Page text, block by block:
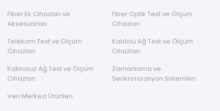
Fiber Ek Cihazları ve
Aksesuarları
Fiber Optik Test ve Ölçüm
Cihazları
Telekom Test ve Ölçüm
Cihazları
Kablolu Ağ Test ve Ölçüm
Cihazları
Kablosuz Ağ Test ve Ölçüm
Cihazları
Zamanlama ve
Senkronizasyon Sistemleri
Veri Merkezi Ürünleri